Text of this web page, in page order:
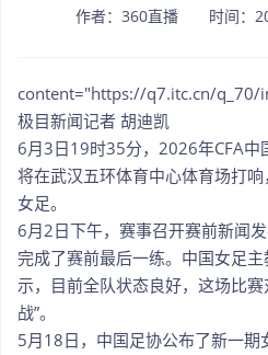
作者：360直播 时间：
content="https://q7.itc.cn/
极目新闻记者 胡迪凯
6月3日19时35分，2026年CFA中
将在武汉五环体育中心体育场打
女足。
6月2日下午，赛事召开赛前新闻
完成了赛前最后一练。中国女足
示，目前全队状态良好，这场比
战”。
5月18日，中国足协公布了新一期